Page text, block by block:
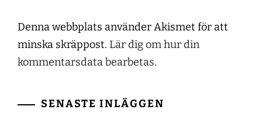
Denna webbplats använder Akismet för att
minska skräppost. Lär dig om hur din
kommentarsdata bearbetas.
SENASTE INLÄGGEN